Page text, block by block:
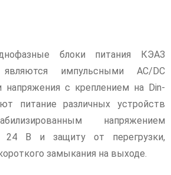
блоки питания КЭАЗ
импульсными AС/DC
напряжения с креплением на Din-
питание различных устройств
напряжением
24 В и защиту от перегрузки,
замыкания на выходе.